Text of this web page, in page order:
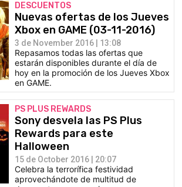
DESCUENTOS
Nuevas ofertas de los Jueves
Xbox en GAME (03-11-2016)
3 de November 2016 | 13:08
Repasamos todas las ofertas que
estarán disponibles durante el día de
hoy en la promoción de los Jueves Xbox
en GAME.
PS PLUS REWARDS
Sony desvela las PS Plus
Rewards para este
Halloween
15 de October 2016 | 20:07
Celebra la terrorífica festividad
aprovechándote de multitud de